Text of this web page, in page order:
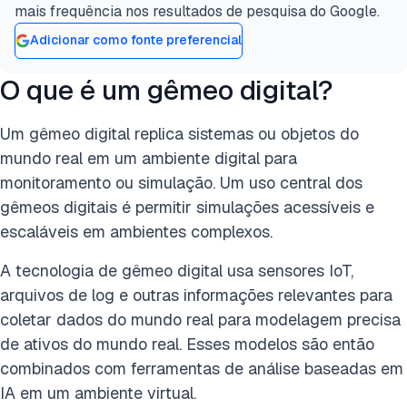
mais frequência nos resultados de pesquisa do Google.
Adicionar como fonte preferencial
O que é um gêmeo digital?
Um gêmeo digital replica sistemas ou objetos do
mundo real em um ambiente digital para
monitoramento ou simulação. Um uso central dos
gêmeos digitais é permitir simulações acessíveis e
escaláveis em ambientes complexos.
A tecnologia de gêmeo digital usa sensores IoT,
arquivos de log e outras informações relevantes para
coletar dados do mundo real para modelagem precisa
de ativos do mundo real. Esses modelos são então
combinados com ferramentas de análise baseadas em
IA em um ambiente virtual.